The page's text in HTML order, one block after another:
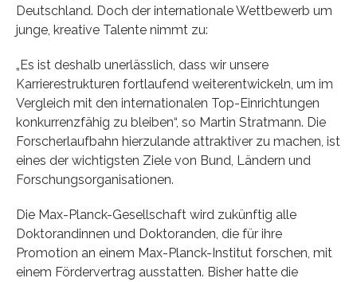
Deutschland. Doch der internationale Wettbewerb um
junge, kreative Talente nimmt zu:
„Es ist deshalb unerlässlich, dass wir unsere
Karrierestrukturen fortlaufend weiterentwickeln, um im
Vergleich mit den internationalen Top-Einrichtungen
konkurrenzfähig zu bleiben“, so Martin Stratmann. Die
Forscherlaufbahn hierzulande attraktiver zu machen, ist
eines der wichtigsten Ziele von Bund, Ländern und
Forschungsorganisationen.
Die Max-Planck-Gesellschaft wird zukünftig alle
Doktorandinnen und Doktoranden, die für ihre
Promotion an einem Max-Planck-Institut forschen, mit
einem Fördervertrag ausstatten. Bisher hatte die